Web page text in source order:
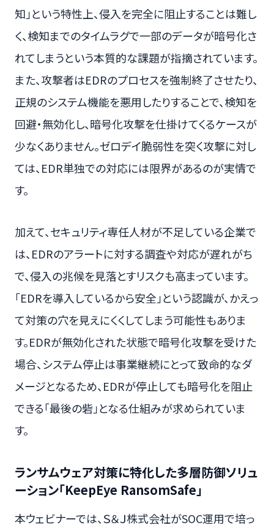
知」という特性上、侵入を完全に阻止することは難し
く、検知までのタイムラグで一部のデータが暗号化さ
れてしまうという本質的な課題が指摘されています。
また、攻撃者はEDRのプロセスを強制終了させたり、
正規のシステム機能を悪用したりすることで、検知を
回避・無効化し、暗号化攻撃を仕掛けてくるケースが
少なくありません。ゼロデイ脆弱性を突く攻撃に対し
ては、EDR単独での対応には限界があるのが実情で
す。
加えて、セキュリティ専任人材が不足している企業で
は、EDRのアラートに対する調査や対応が遅れがち
で、侵入の兆候を見落とすリスクも高まっています。
「EDRを導入しているから安全」という認識が、かえっ
て対策の穴を見えにくくしてしまう可能性もありま
す。EDRが無効化された状態で暗号化攻撃を受けた
場合、システム停止は事業継続にとって致命的なダ
メージとなるため、EDRが停止しても暗号化を阻止
できる「最後の砦」となる仕組みが求められていま
す。
ランサムウェア対策に特化した多層防御ソリュ
ーション「KeepEye RansomSafe」
本ウェビナーでは、Ｓ＆Ｊ株式会社がSOC運用で培っ